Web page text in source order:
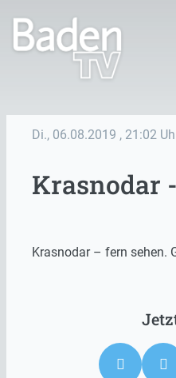
Di., 06.08.2019 , 21:02
Krasnodar
Krasnodar – fern sehen.